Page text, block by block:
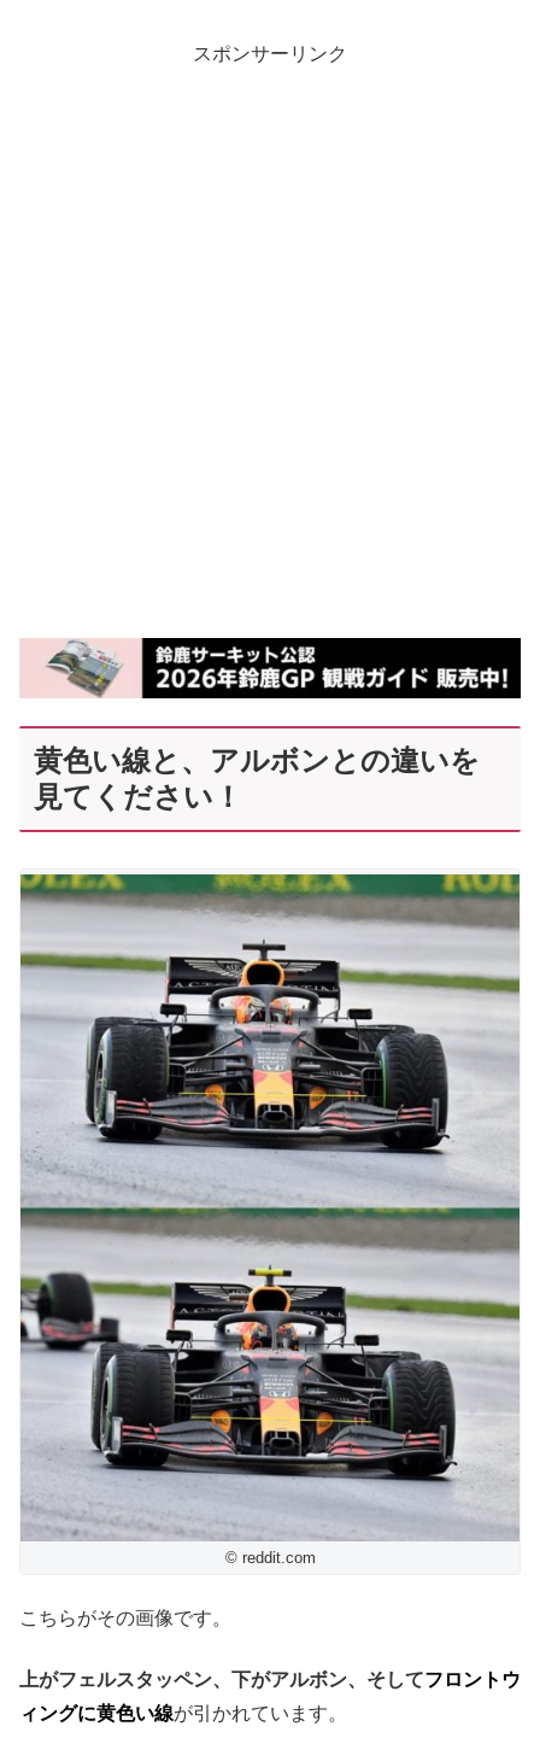
スポンサーリンク
黄色い線と、アルボンとの違いを
見てください！
© reddit.com
こちらがその画像です。
上がフェルスタッペン、下がアルボン、そしてフロントウ
ィングに黄色い線が引かれています。